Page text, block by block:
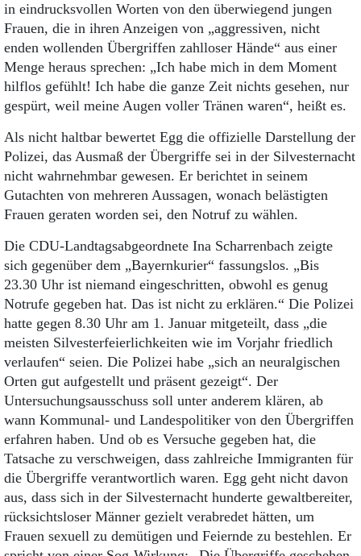
in eindrucksvollen Worten von den überwiegend jungen
Frauen, die in ihren Anzeigen von „aggressiven, nicht
enden wollenden Übergriffen zahlloser Hände“ aus einer
Menge heraus sprechen: „Ich habe mich in dem Moment
hilflos gefühlt! Ich habe die ganze Zeit nichts gesehen, nur
gespürt, weil meine Augen voller Tränen waren“, heißt es.
Als nicht haltbar bewertet Egg die offizielle Darstellung der
Polizei, das Ausmaß der Übergriffe sei in der Silvesternacht
nicht wahrnehmbar gewesen. Er berichtet in seinem
Gutachten von mehreren Aussagen, wonach belästigten
Frauen geraten worden sei, den Notruf zu wählen.
Die CDU-Landtagsabgeordnete Ina Scharrenbach zeigte
sich gegenüber dem „Bayernkurier“ fassungslos. „Bis
23.30 Uhr ist niemand eingeschritten, obwohl es genug
Notrufe gegeben hat. Das ist nicht zu erklären.“ Die Polizei
hatte gegen 8.30 Uhr am 1. Januar mitgeteilt, dass „die
meisten Silvesterfeierlichkeiten wie im Vorjahr friedlich
verlaufen“ seien. Die Polizei habe „sich an neuralgischen
Orten gut aufgestellt und präsent gezeigt“. Der
Untersuchungsausschuss soll unter anderem klären, ab
wann Kommunal- und Landespolitiker von den Übergriffen
erfahren haben. Und ob es Versuche gegeben hat, die
Tatsache zu verschweigen, dass zahlreiche Immigranten für
die Übergriffe verantwortlich waren. Egg geht nicht davon
aus, dass sich in der Silvesternacht hunderte gewaltbereiter,
rücksichtsloser Männer gezielt verabredet hätten, um
Frauen sexuell zu demütigen und Feiernde zu bestehlen. Er